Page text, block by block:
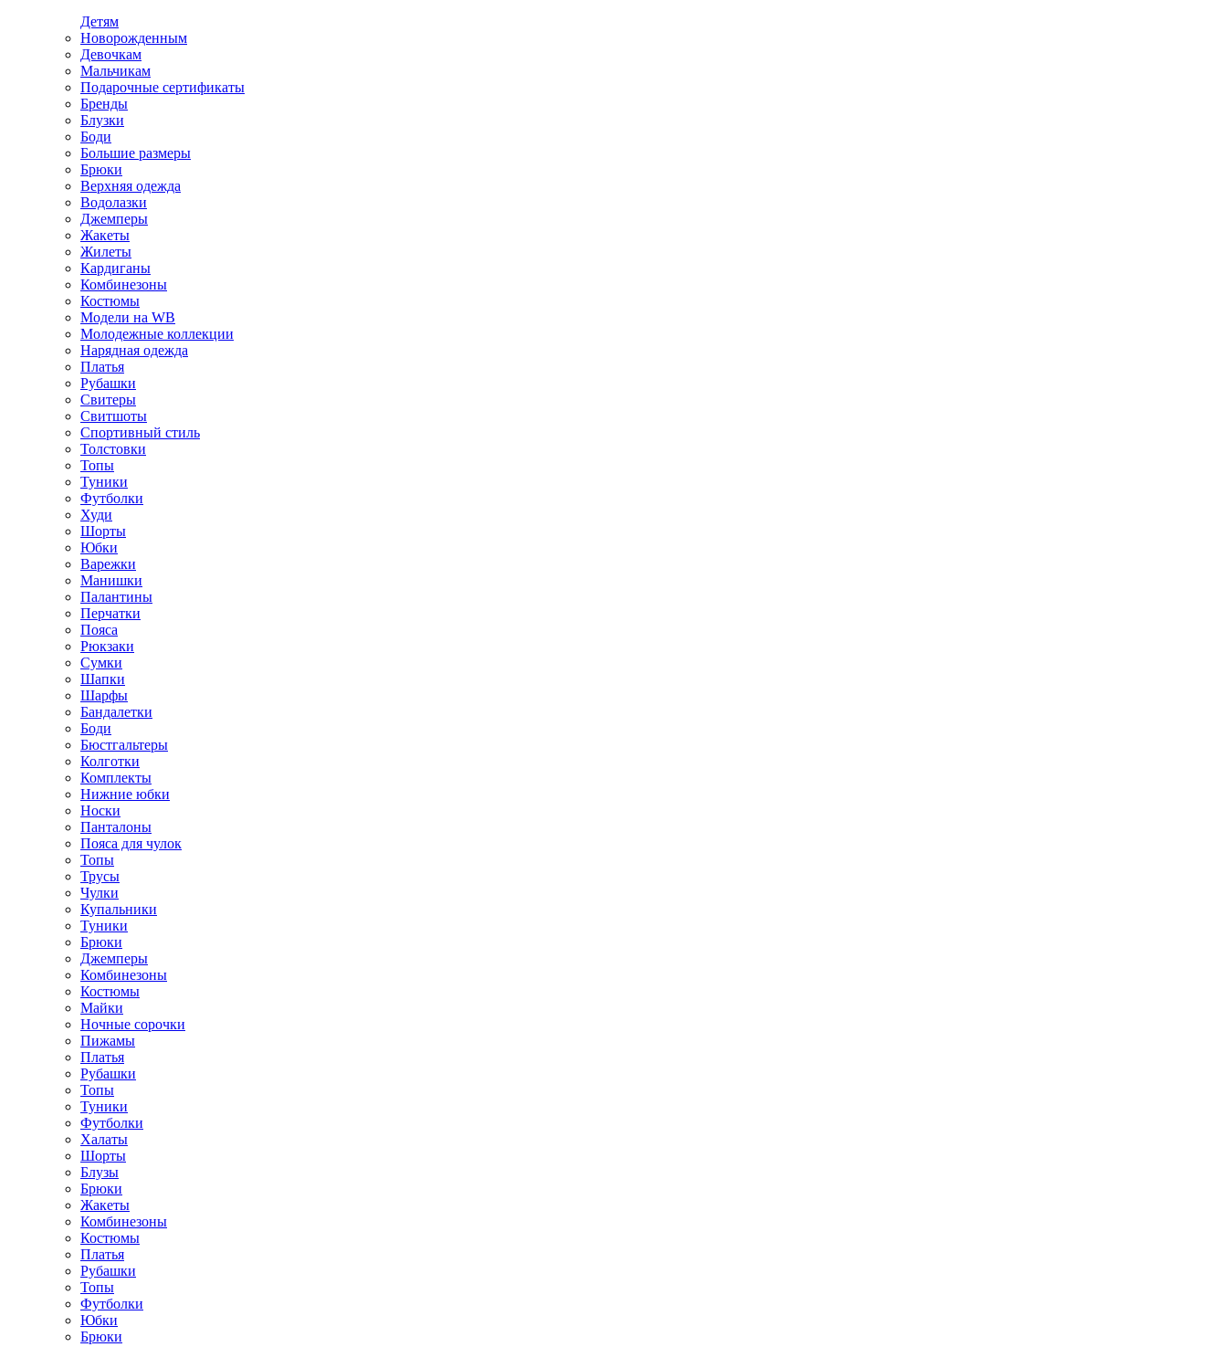
Детям
Новорожденным
Девочкам
Мальчикам
Подарочные сертификаты
Бренды
Блузки
Боди
Большие размеры
Брюки
Верхняя одежда
Водолазки
Джемперы
Жакеты
Жилеты
Кардиганы
Комбинезоны
Костюмы
Модели на WB
Молодежные коллекции
Нарядная одежда
Платья
Рубашки
Свитеры
Свитшоты
Спортивный стиль
Толстовки
Топы
Туники
Футболки
Худи
Шорты
Юбки
Варежки
Манишки
Палантины
Перчатки
Пояса
Рюкзаки
Сумки
Шапки
Шарфы
Бандалетки
Боди
Бюстгальтеры
Колготки
Комплекты
Нижние юбки
Носки
Панталоны
Поясa для чулок
Топы
Трусы
Чулки
Купальники
Туники
Брюки
Джемперы
Комбинезоны
Костюмы
Майки
Ночные сорочки
Пижамы
Платья
Рубашки
Топы
Туники
Футболки
Халаты
Шорты
Блузы
Брюки
Жакеты
Комбинезоны
Костюмы
Платья
Рубашки
Топы
Футболки
Юбки
Брюки